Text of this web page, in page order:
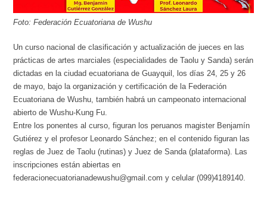
Foto: Federación Ecuatoriana de Wushu
Un curso nacional de clasificación y actualización de jueces en las
prácticas de artes marciales (especialidades de Taolu y Sanda) serán
dictadas en la ciudad ecuatoriana de Guayquil, los días 24, 25 y 26
de mayo, bajo la organización y certificación de la Federación
Ecuatoriana de Wushu, también habrá un campeonato internacional
abierto de Wushu-Kung Fu.
Entre los ponentes al curso, figuran los peruanos magister Benjamín
Gutiérez y el profesor Leonardo Sánchez; en el contenido figuran las
reglas de Juez de Taolu (rutinas) y Juez de Sanda (plataforma). Las
inscripciones están abiertas en
federacionecuatorianadewushu@gmail.com y celular (099)4189140.